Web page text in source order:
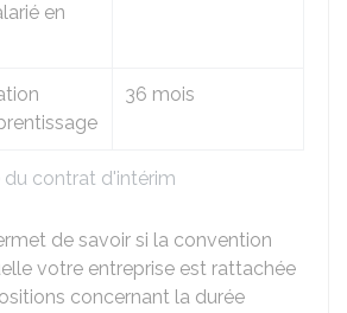
du contrat d'intérim
en
36 mois
de savoir si la convention
votre entreprise est rattachée
concernant la durée